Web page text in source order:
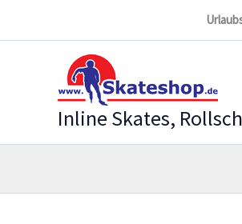
Inline Skates,